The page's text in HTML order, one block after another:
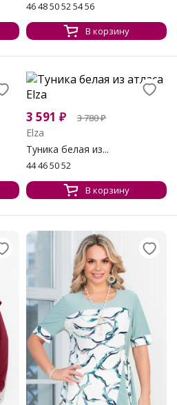
46 48 50 52 54 56
В корзину
3 591 ₽ 3 780₽
Elza
Туника белая из...
44 46 50 52
В корзину